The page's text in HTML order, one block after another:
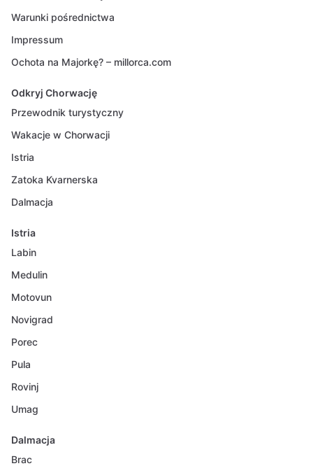
Warunki pośrednictwa
Impressum
Ochota na Majorkę? – millorca.com
Odkryj Chorwację
Przewodnik turystyczny
Wakacje w Chorwacji
Istria
Zatoka Kvarnerska
Dalmacja
Istria
Labin
Medulin
Motovun
Novigrad
Porec
Pula
Rovinj
Umag
Dalmacja
Brac